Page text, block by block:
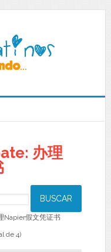
办理
Napier假文凭证书
de 4)